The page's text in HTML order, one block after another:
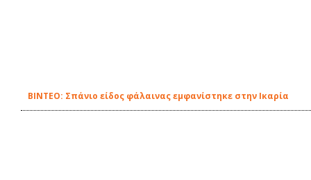
ΒΙΝΤΕΟ: Σπάνιο είδος φάλαινας εμφανίστηκε στην Ικαρία